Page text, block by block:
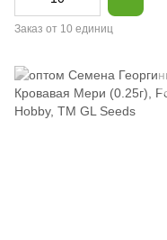
Заказ от 10 единиц